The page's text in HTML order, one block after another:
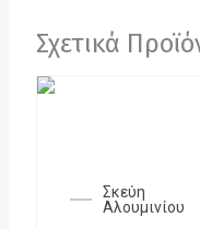
Σχετικά
Σκεύη
Αλουμινίου